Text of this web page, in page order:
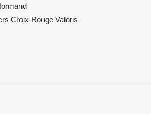
Croix-Rouge Valoris